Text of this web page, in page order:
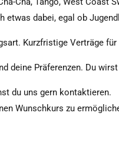
etwas dabei, egal ob
Kurzfristige Verträge
deine Präferenzen. Du
du uns gern kontaktieren.
Wunschkurs zu